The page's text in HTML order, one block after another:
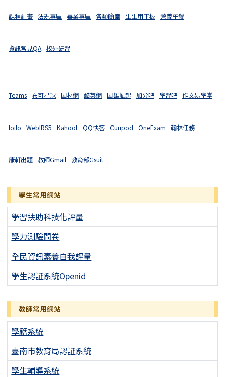
課程計畫 法規專區 畢業專區 各類簡章 生生用平板 營養午餐
資訊常見QA 校外研習
Teams 布可星球 因材網 酷英網 因雄崛起 加分吧 學習吧 作文易學堂
loilo WebIRS5 Kahoot QQ快答 Curipod OneExam 翰林任務
康軒出題 教師Gmail 教育部Gsuit
學生常用網站
學習扶助科技化評量
學力測驗問卷
全民資訊素養自我評量
學生認証系統Openid
教師常用網站
學籍系統
臺南市教育局認証系統
學生輔導系統